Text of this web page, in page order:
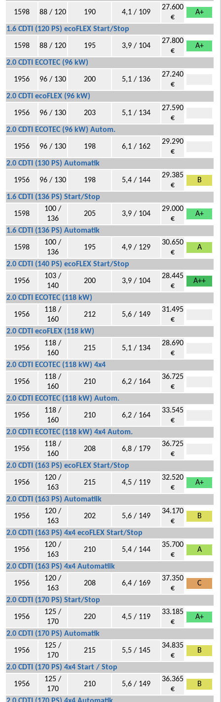
1598 88 / 120 190 4,1 / 109
27.600
€
A+
1.6 CDTI (120 PS) ecoFLEX Start/Stop
1598 88 / 120 195 3,9 / 104
27.800
€
A+
2.0 CDTI ECOTEC (96 kW)
1956 96 / 130 200 5,1 / 136
27.240
€
2.0 CDTI ecoFLEX (96 kW)
1956 96 / 130 203 5,1 / 134
27.590
€
2.0 CDTI ECOTEC (96 kW) Autom.
1956 96 / 130 198 6,1 / 162
29.290
€
2.0 CDTI (130 PS) Automatik
1956 96 / 130 198 5,4 / 144
29.385
€
B
1.6 CDTI (136 PS) Start/Stop
1598
100 /
136
205 3,9 / 104
29.000
€
A+
1.6 CDTI (136 PS) Automatik
1598
100 /
136
195 4,9 / 129
30.650
€
A
2.0 CDTI (140 PS) ecoFLEX Start/Stop
1956
103 /
140
200 3,9 / 104
28.445
€
A++
2.0 CDTI ECOTEC (118 kW)
1956
118 /
160
212 5,6 / 149
31.495
€
2.0 CDTI ecoFLEX (118 kW)
1956
118 /
160
215 5,1 / 134
28.690
€
2.0 CDTI ECOTEC (118 kW) 4x4
1956
118 /
160
210 6,2 / 164
36.725
€
2.0 CDTI ECOTEC (118 kW) Autom.
1956
118 /
160
210 6,2 / 164
33.545
€
2.0 CDTI ECOTEC (118 kW) 4x4 Autom.
1956
118 /
160
208 6,8 / 179
36.725
€
2.0 CDTI (163 PS) ecoFLEX Start/Stop
1956
120 /
163
215 4,5 / 119
32.520
€
A+
2.0 CDTI (163 PS) Automatiik
1956
120 /
163
202 5,6 / 149
34.170
€
B
2.0 CDTI (163 PS) 4x4 ecoFLEX Start/Stop
1956
120 /
163
210 5,4 / 144
35.700
€
A
2.0 CDTI (163 PS) 4x4 Automatiik
1956
120 /
163
208 6,4 / 169
37.350
€
C
2.0 CDTI (170 PS) Start/Stop
1956
125 /
170
220 4,5 / 119
33.185
€
A+
2.0 CDTI (170 PS) Automatik
1956
125 /
170
215 5,5 / 145
34.835
€
B
2.0 CDTI (170 PS) 4x4 Start / Stop
1956
125 /
170
210 5,6 / 149
36.365
€
B